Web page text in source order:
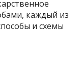
каждый из
и схемы